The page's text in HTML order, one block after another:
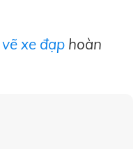
vẽ xe đạphoàn